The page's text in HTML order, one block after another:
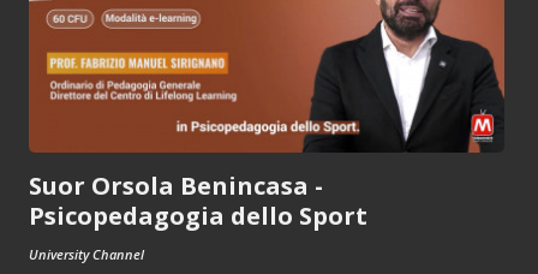
Suor Orsola Benincasa -
Psicopedagogia dello Sport
University Channel